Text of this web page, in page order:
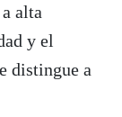
alta
y el
distingue a